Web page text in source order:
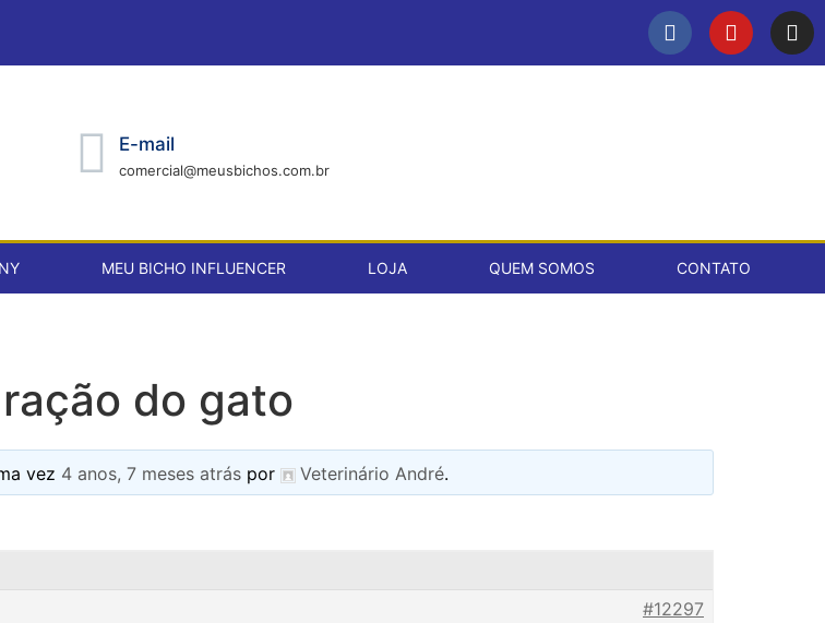
E-mail
comercial@meusbichos.com.br
MEU BICHO INFLUENCER LOJA QUEM SOMOS CONTATO
do gato
vez 4 anos, 7 meses atráspor Veterinário André.
#12297